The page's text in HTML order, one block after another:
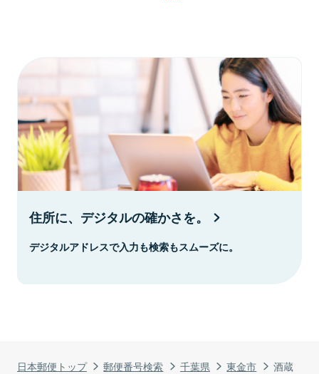
日本郵便トップ 郵便番号検索 千葉県 東金市 酒蔵
住所に、デジタルの確かさを。
デジタルアドレスで入力も検索もスムーズに。